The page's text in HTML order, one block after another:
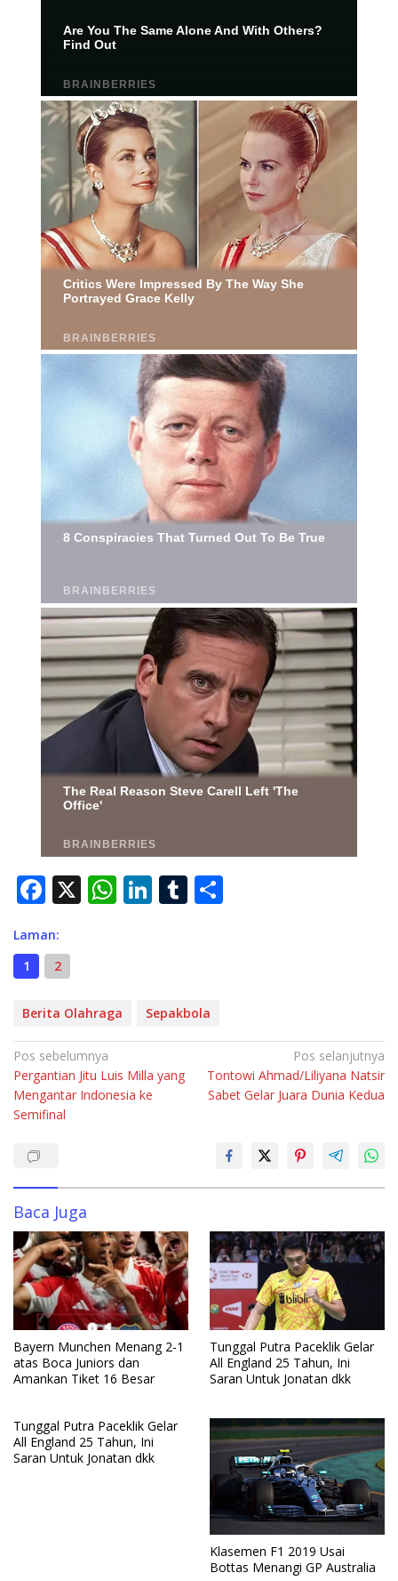
F
e
b
o
o
k
X W
A
p
Li
dI
n
T
r
Laman:
1
2
Berita Olahraga Sepakbola
Navigasi
pos
Pos sebelumnya
Pergantian Jitu Luis Milla yang
Mengantar Indonesia ke
Semifinal
Pos selanjutnya
Tontowi Ahmad/Liliyana Natsir
Sabet Gelar Juara Dunia Kedua
Baca Juga
Bayern Munchen Menang 2-1
atas Boca Juniors dan
Amankan Tiket 16 Besar
Tunggal Putra Paceklik Gelar
All England 25 Tahun, Ini
Saran Untuk Jonatan dkk
Tunggal Putra Paceklik Gelar
All England 25 Tahun, Ini
Saran Untuk Jonatan dkk
Klasemen F1 2019 Usai
Bottas Menangi GP Australia